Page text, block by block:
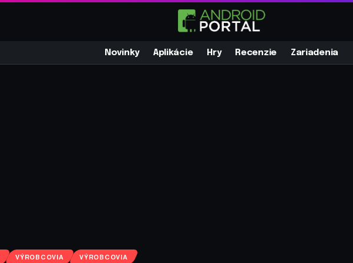
Novinky Aplikácie Hry Recenzie Zariadenia
VÝROBCOVIA VÝROBCOVIA